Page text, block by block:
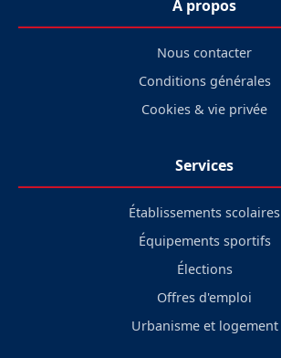
À propos
Nous contacter
Conditions générales
Cookies & vie privée
Services
Établissements scolaires
Équipements sportifs
Élections
Offres d'emploi
Urbanisme et logement